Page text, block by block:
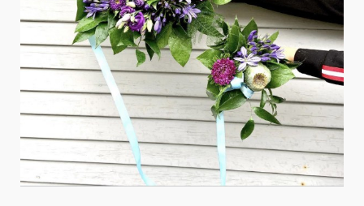
OM CARLA BLOMSTER